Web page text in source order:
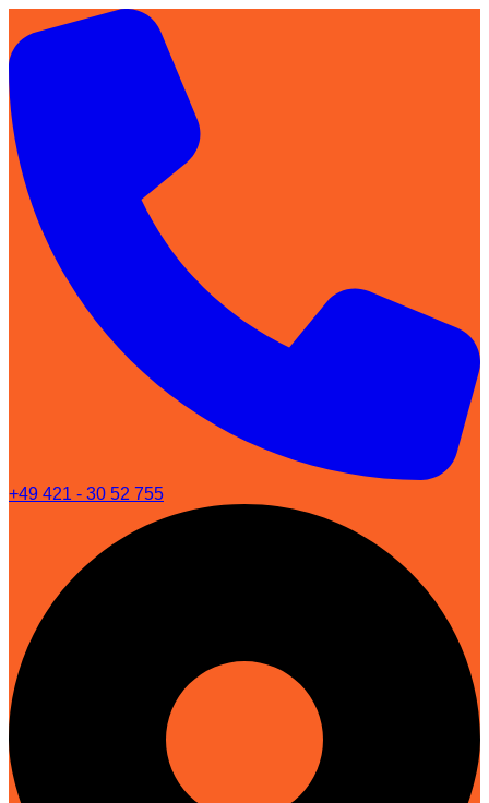
+49 421 - 30 52 755